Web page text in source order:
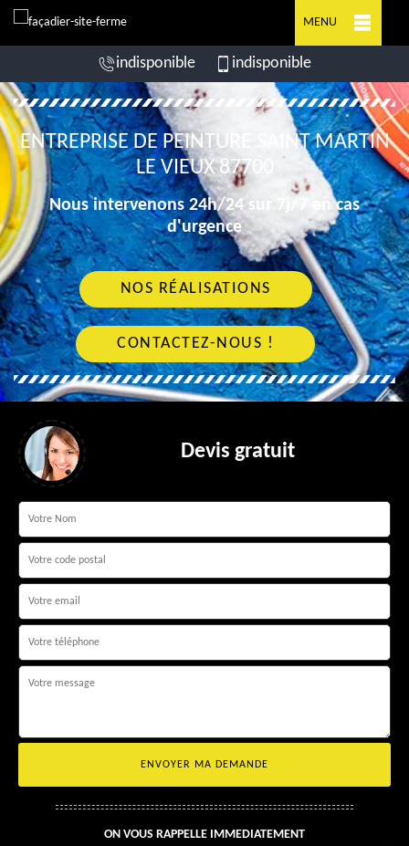
MENU
indisponible indisponible
ENTREPRISE DE PEINTURE SAINT MARTIN
LE VIEUX 87700
Nous intervenons 24h/24 sur 7j/7 en cas
d'urgence
NOS RÉALISATIONS
CONTACTEZ-NOUS !
Devis gratuit
ON VOUS RAPPELLE IMMEDIATEMENT